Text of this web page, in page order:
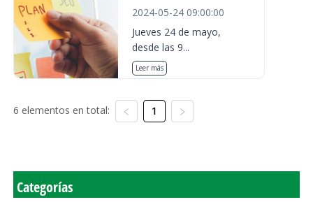
2024-05-24 09:00:00
Jueves 24 de mayo,
desde las 9...
Leer más
6 elementos en total: 1
Categorías